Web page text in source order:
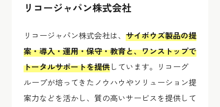
リコージャパン株式会社
リコージャパン株式会社は、 サイボウズ製品の提
案・導入・運用・保守・教育と、ワンストップで
トータルサポートを提供しています。リコーグ
ループが培ってきたノウハウやソリューション提
案力などを活かし、質の高いサービスを提供して